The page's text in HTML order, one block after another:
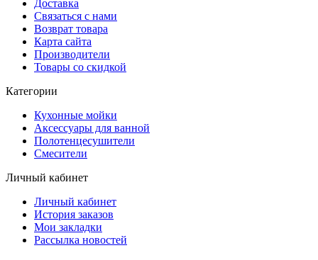
Доставка
Связаться с нами
Возврат товара
Карта сайта
Производители
Товары со скидкой
Категории
Кухонные мойки
Аксессуары для ванной
Полотенцесушители
Смесители
Личный кабинет
Личный кабинет
История заказов
Мои закладки
Рассылка новостей